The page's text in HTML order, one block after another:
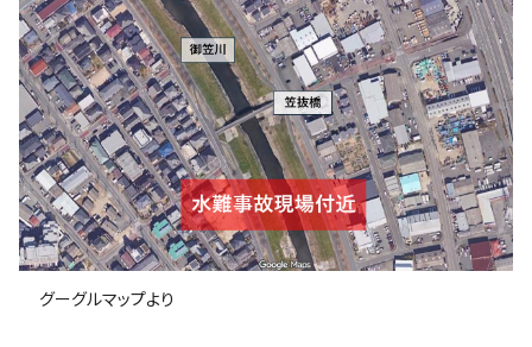
グーグルマップより